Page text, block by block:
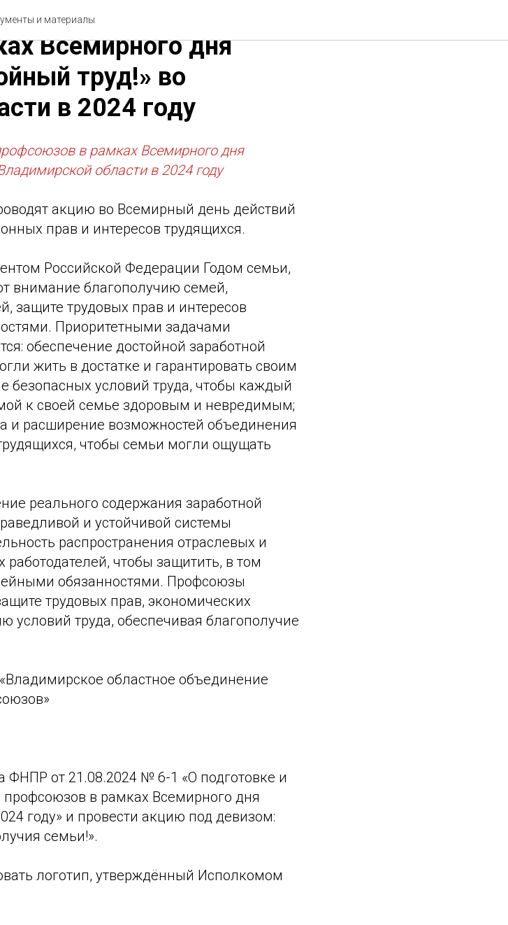
и материалы акции
Всемирного дня
труд!» во
в 2024 году
в рамках Всемирного дня
области в 2024 году
акцию во Всемирный день действий
прав и интересов трудящихся.
Российской Федерации Годом семьи,
внимание благополучию семей,
защите трудовых прав и интересов
Приоритетными задачами
обеспечение достойной заработной
жить в достатке и гарантировать своим
безопасных условий труда, чтобы каждый
к своей семье здоровым и невредимым;
и расширение возможностей объединения
чтобы семьи могли ощущать
реального содержания заработной
и устойчивой системы
распространения отраслевых и
чтобы защитить, в том
обязанностями. Профсоюзы
трудовых прав, экономических
условий труда, обеспечивая благополучие
областное объединение
от 21.08.2024 № 6-1 «О подготовке и
в рамках Всемирного дня
году» и провести акцию под девизом:
семьи!».
логотип, утверждённый Исполкомом